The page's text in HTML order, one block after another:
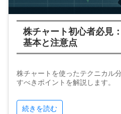
株チャート初心者必見
基本と注意点
株チャートを使ったテクニカル
すべきポイントを解説します。
続きを読む